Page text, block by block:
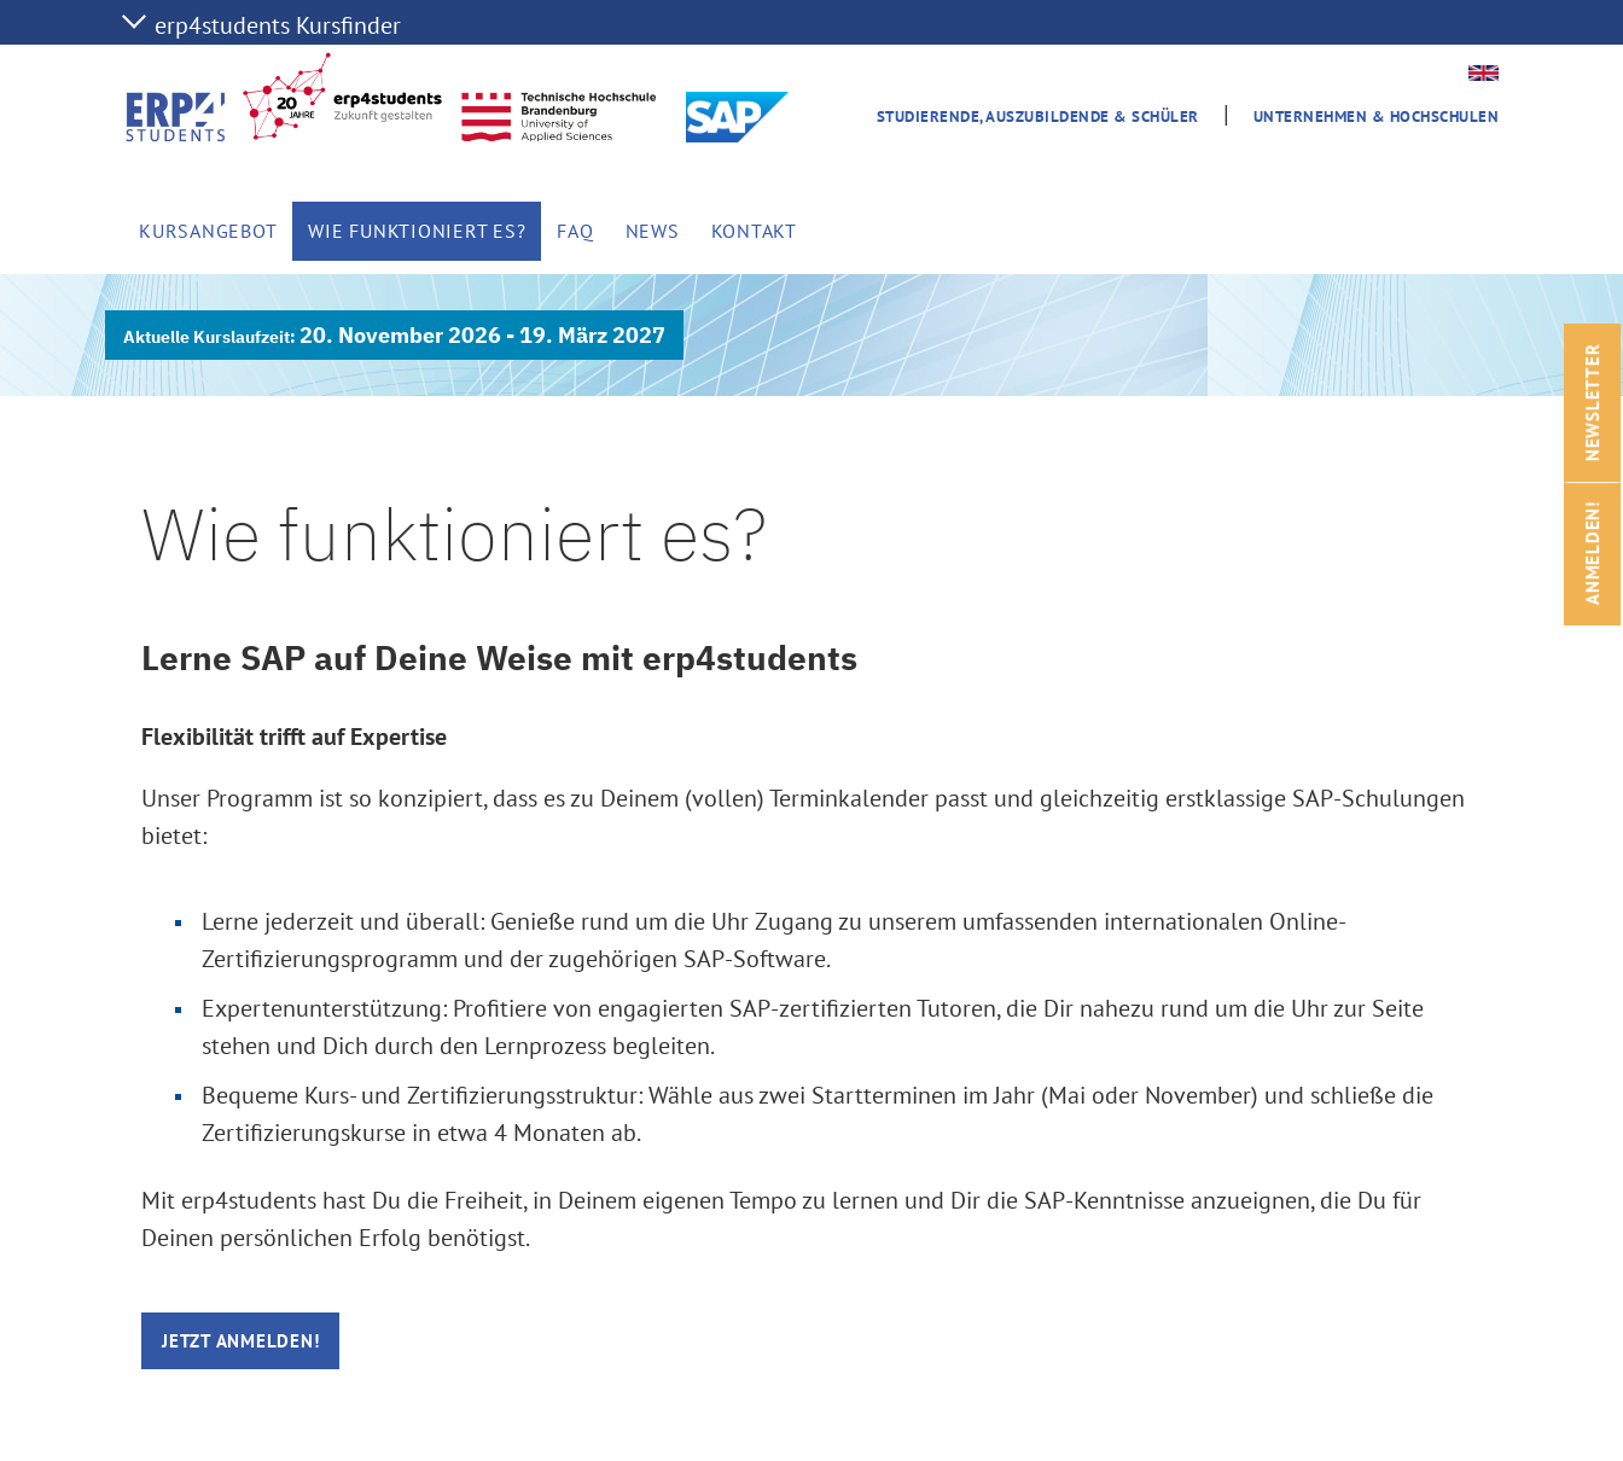
STUDIERENDE, AUSZUBILDENDE & SCHÜLER | UNTERNEHMEN & HOCHSCHULEN
KURSANGEBOT WIE FUNKTIONIERT ES? FAQ NEWS KONTAKT
20. November 2026 - 19. März 2027
Wie funktioniert es?
Lerne SAP auf Deine Weise mit erp4students
Flexibilität trifft auf Expertise
Unser Programm ist so konzipiert, dass es zu Deinem (vollen) Terminkalender passt und gleichzeitig erstklassige SAP-Schulungen
bietet:
Lerne jederzeit und überall: Genieße rund um die Uhr Zugang zu unserem umfassenden internationalen Online-
Zertifizierungsprogramm und der zugehörigen SAP-Software.
Expertenunterstützung: Profitiere von engagierten SAP-zertifizierten Tutoren, die Dir nahezu rund um die Uhr zur Seite
stehen und Dich durch den Lernprozess begleiten.
Bequeme Kurs- und Zertifizierungsstruktur: Wähle aus zwei Startterminen im Jahr (Mai oder November) und schließe die
Zertifizierungskurse in etwa 4 Monaten ab.
Mit erp4students hast Du die Freiheit, in Deinem eigenen Tempo zu lernen und Dir die SAP-Kenntnisse anzueignen, die Du für
Deinen persönlichen Erfolg benötigst.
JETZT ANMELDEN!
ANMELDEN!
NEWSLETTER